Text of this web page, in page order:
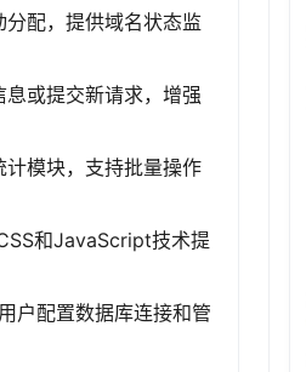
配，提供域名状态监
或提交新请求，增强
模块，支持批量操作
和JavaScript技术提
户配置数据库连接和管